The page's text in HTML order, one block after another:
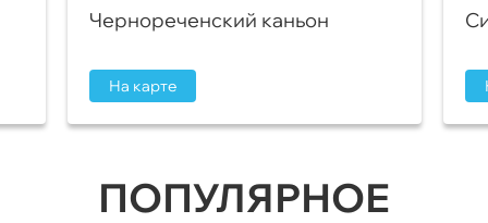
Чернореченский каньон
На карте
ПОПУЛЯРНОЕ